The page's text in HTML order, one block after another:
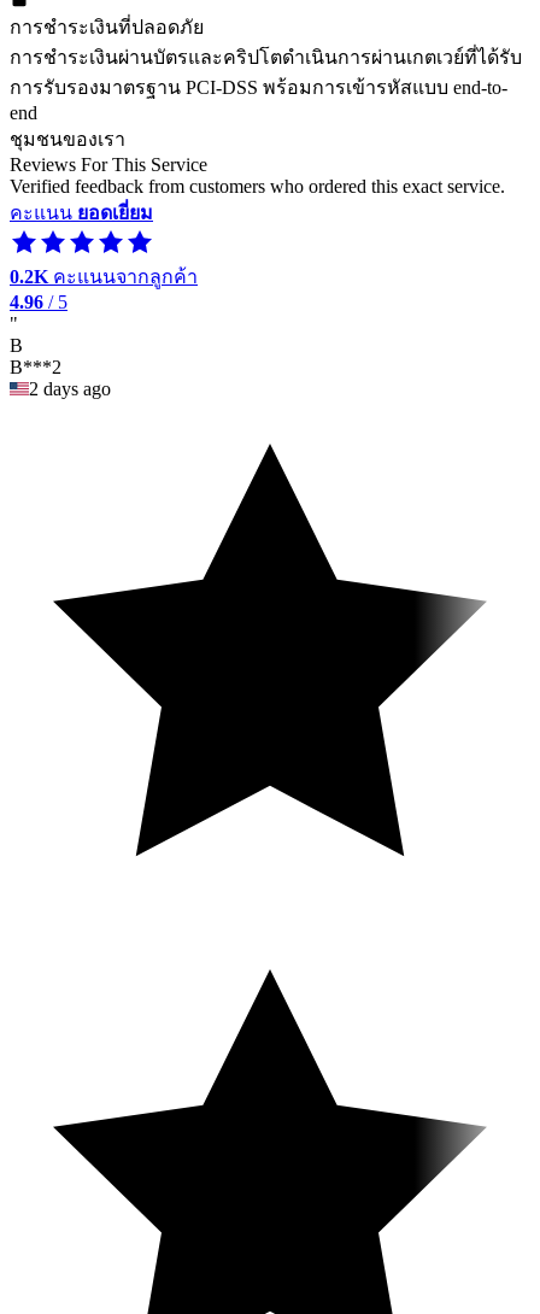
การชำระเงินที่ปลอดภัย
การชำระเงินผ่านบัตรและคริปโตดำเนินการผ่านเกตเวย์ที่ได้รับ
การรับรองมาตรฐาน PCI-DSS พร้อมการเข้ารหัสแบบ end-to-
end
ชุมชนของเรา
Reviews For This Service
Verified feedback from customers who ordered this exact service.
คะแนน ยอดเยี่ยม
0.2K คะแนนจากลูกค้า
4.96 / 5
"
B
B***2
2 days ago